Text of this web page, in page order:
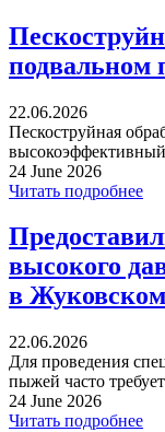
подвальном
22.06.2026
Пескоструйная
24 June 2026
Читать подробнее
высокого
в Жуковском
22.06.2026
Для проведения
пыжей часто
24 June 2026
Читать подробнее